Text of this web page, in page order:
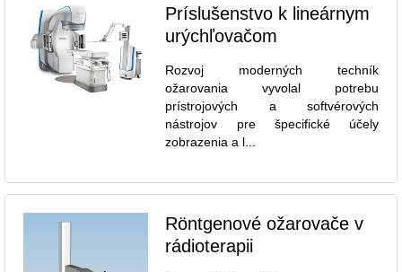
Príslušenstvo k lineárnym
urýchľovačom
Rozvoj moderných techník
ožarovania vyvolal potrebu
prístrojových a softvérových
nástrojov pre špecifické účely
zobrazenia a l...
Röntgenové ožarovače v
rádioterapii